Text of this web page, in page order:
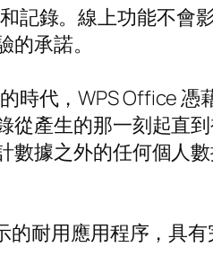
記錄。線上功能不會
承諾。
時代，WPS Office 憑
從產生的那一刻起直
數據之外的任何個人
耐用應用程序，具有